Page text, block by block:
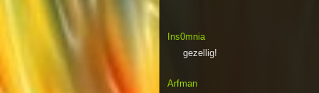
Ins0mnia
gezellig!
Arfman